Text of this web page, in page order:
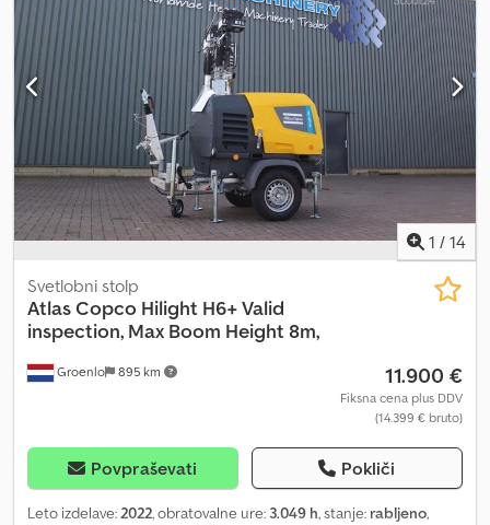
1 / 14
Groenlo 895 km
Svetlobni stolp
Atlas Copco Hilight H6+ Valid
inspection, Max Boom Height 8m,
11.900 €
Fiksna cena plus DDV
(14.399 € bruto)
Povpraševati Pokliči
Leto izdelave:2022, obratovalne ure: 3.049 h, stanje: rabljeno,